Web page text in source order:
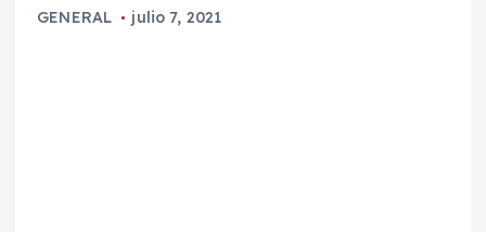
GENERAL julio 7, 2021